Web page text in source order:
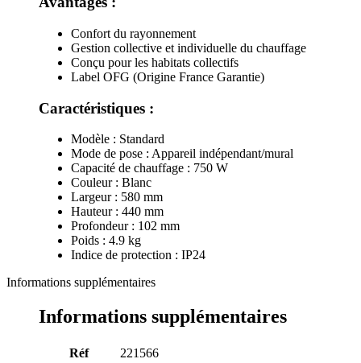
Confort du rayonnement
Gestion collective et individuelle du chauffage
Conçu pour les habitats collectifs
Label OFG (Origine France Garantie)
Caractéristiques :
Modèle : Standard
Mode de pose : Appareil indépendant/mural
Capacité de chauffage : 750 W
Couleur : Blanc
Largeur : 580 mm
Hauteur : 440 mm
Profondeur : 102 mm
Poids : 4.9 kg
Indice de protection : IP24
Informations supplémentaires
Informations supplémentaires
Réf
221566